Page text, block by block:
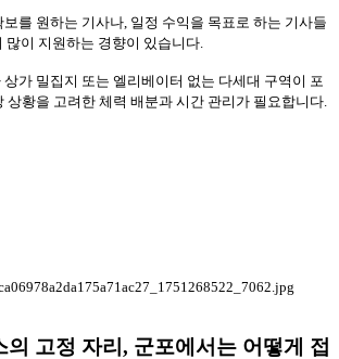
를 원하는 기사나, 일정 수익을 목표로 하는 기사들
많이 지원하는 경향이 있습니다.
가 밀집지 또는 엘리베이터 없는 다세대 구역이 포
상황을 고려한 체력 배분과 시간 관리가 필요합니다.
의 고정 자리, 군포에서는 어떻게 접